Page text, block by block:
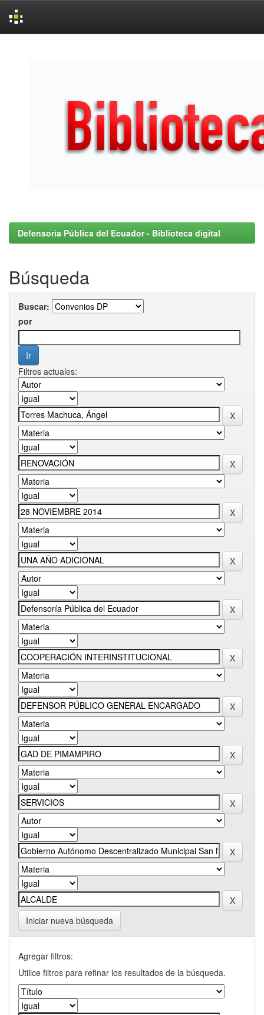
Defensoría Pública del Ecuador - Biblioteca digital
Búsqueda
Buscar:
por
Filtros actuales:
Iniciar nueva búsqueda
Agregar filtros:
Utilice filtros para refinar los resultados de la búsqueda.